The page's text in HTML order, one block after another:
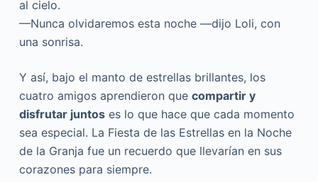
al cielo.
—Nunca olvidaremos esta noche —dijo Loli, con
una sonrisa.
Y así, bajo el manto de estrellas brillantes, los
cuatro amigos aprendieron que compartir y
disfrutar juntoses lo que hace que cada momento
sea especial. La Fiesta de las Estrellas en la Noche
de la Granja fue un recuerdo que llevarían en sus
corazones para siempre.